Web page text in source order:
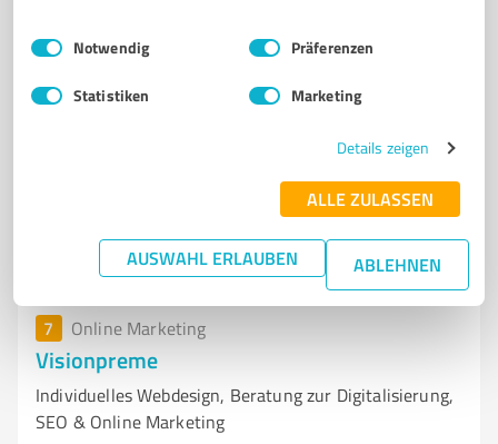
Impressum Datenschutzbestimmungen
Einwilligungsauswahl
Notwendig Präferenzen
Statistiken Marketing
Details zeigen
ALLE ZULASSEN
AUSWAHL ERLAUBEN ABLEHNEN
Karolingerstraße 55, 70736 Fellbach
7 Online Marketing
Visionpreme
Individuelles Webdesign, Beratung zur Digitalisierung,
SEO & Online Marketing